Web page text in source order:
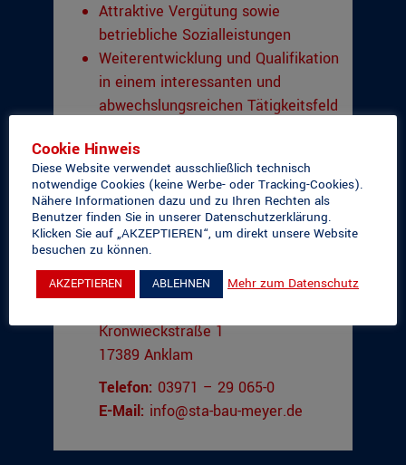
Attraktive Vergütung sowie
betriebliche Sozialleistungen
Weiterentwicklung und Qualifikation
in einem interessanten und
abwechslungsreichen Tätigkeitsfeld
schriftlich per Post oder
elektronisch via E-Mail
STA-BAU Sicherungstechnischer
Anlagenbau
Kronwieckstraße 1
17389 Anklam
Telefon: 03971 – 29 065-0
E-Mail: info@sta-bau-meyer.de
Cookie Hinweis
Diese Website verwendet ausschließlich technisch
notwendige Cookies (keine Werbe- oder Tracking-Cookies).
Nähere Informationen dazu und zu Ihren Rechten als
Benutzer finden Sie in unserer Datenschutzerklärung.
Klicken Sie auf „AKZEPTIEREN“, um direkt unsere Website
besuchen zu können.
AKZEPTIEREN ABLEHNEN Mehr zum Datenschutz